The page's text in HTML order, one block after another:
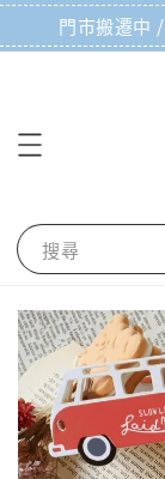
門市搬遷中
搜尋